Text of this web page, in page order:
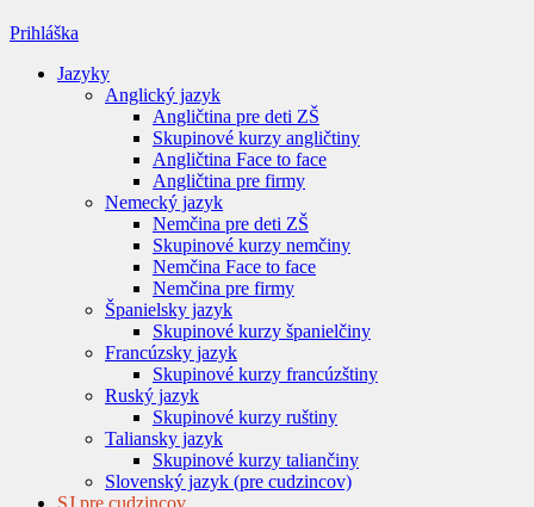
Prihláška
Jazyky
Anglický jazyk
Angličtina pre deti ZŠ
Skupinové kurzy angličtiny
Angličtina Face to face
Angličtina pre firmy
Nemecký jazyk
Nemčina pre deti ZŠ
Skupinové kurzy nemčiny
Nemčina Face to face
Nemčina pre firmy
Španielsky jazyk
Skupinové kurzy španielčiny
Francúzsky jazyk
Skupinové kurzy francúzštiny
Ruský jazyk
Skupinové kurzy ruštiny
Taliansky jazyk
Skupinové kurzy taliančiny
Slovenský jazyk (pre cudzincov)
SJ pre cudzincov